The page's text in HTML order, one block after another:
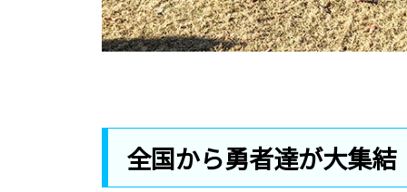
全国から勇者達が大集結